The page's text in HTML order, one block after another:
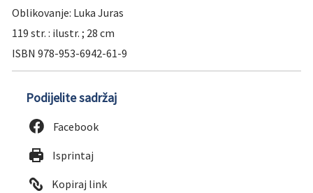
Oblikovanje: Luka Juras
119 str. : ilustr. ; 28 cm
ISBN 978-953-6942-61-9
Podijelite sadržaj
Facebook
Isprintaj
Kopiraj link